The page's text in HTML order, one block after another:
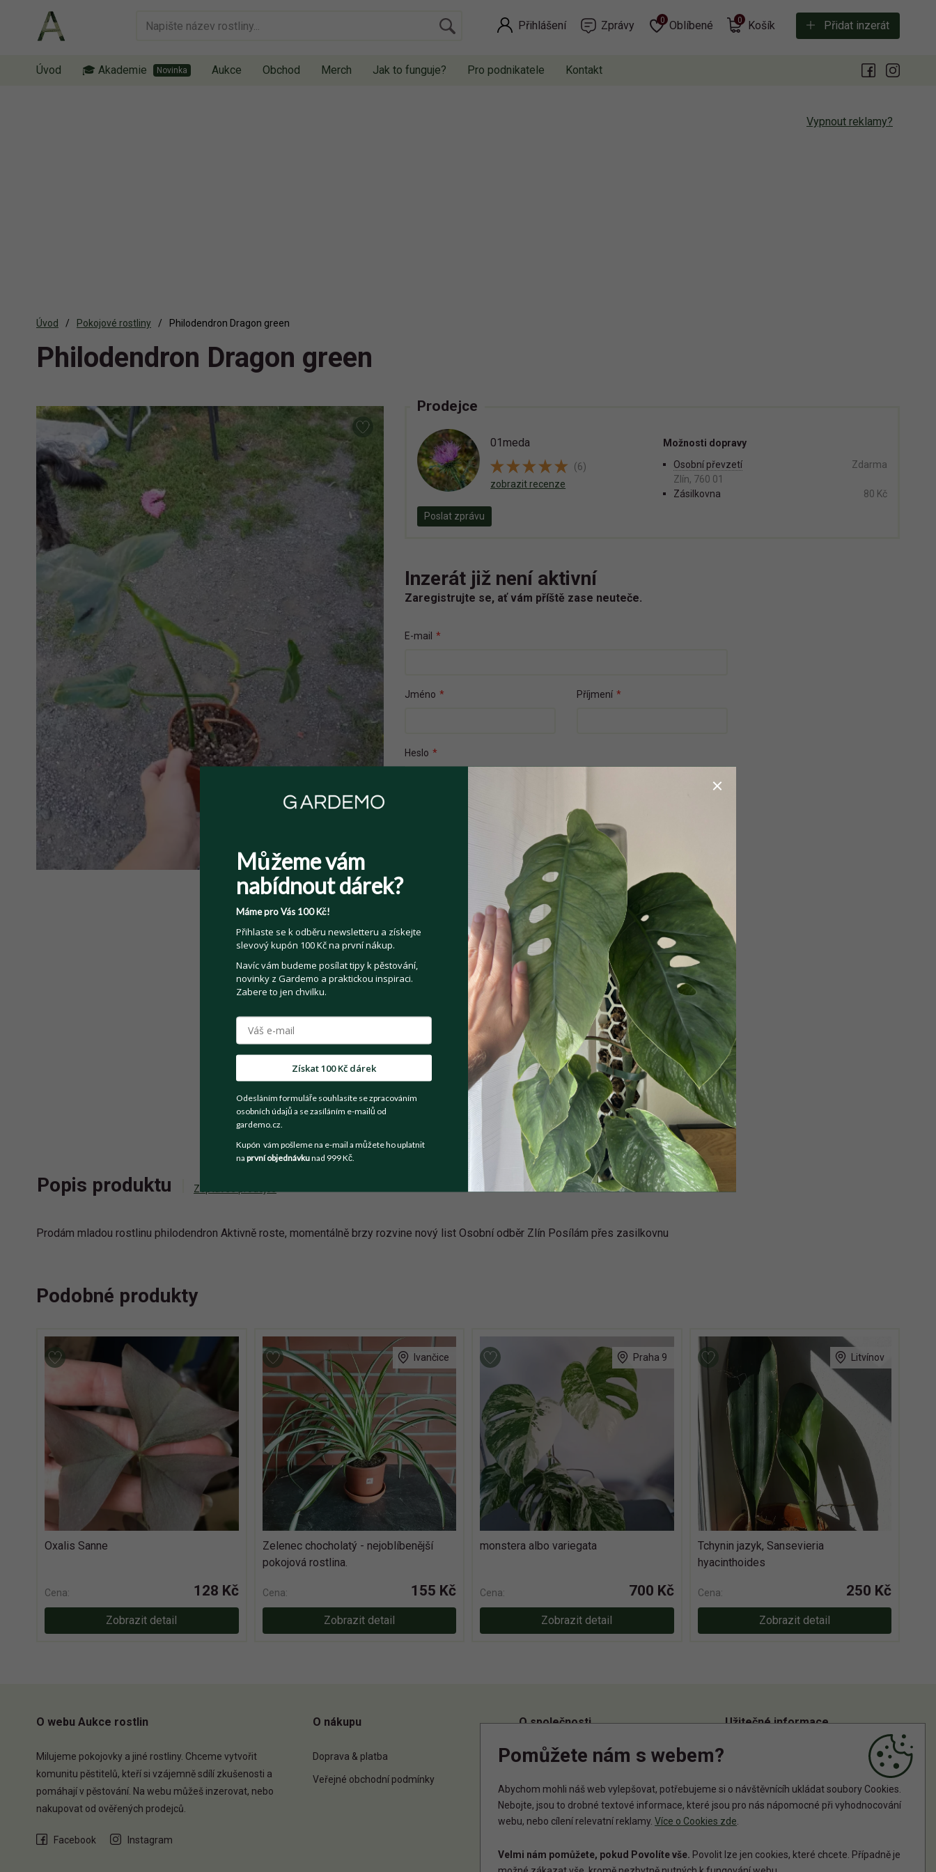
Přihlášení Zprávy Oblíbené
0 Košík
0 Přidat inzerát
Úvod 🎓 Akademie Aukce Obchod Merch Jak to funguje? Pro podnikatele Kontakt
Vypnout reklamy?
Úvod Pokojové rostliny Philodendron Dragon green
Philodendron Dragon green
Prodejce
01meda
(6)
zobrazit recenze
Poslat zprávu
Možnosti dopravy
Osobní převzetí
Zlín, 760 01
Zdarma
Zásilkovna 80 Kč
Inzerát již není aktivní
Zaregistrujte se, ať vám příště zase neuteče.
E-mail *
Jméno * Příjmení *
Heslo *
Přečetl(a) jsem si a souhlasím s Veřejnými obchodními podmínkami
Souhlasím se zpracováním osobních údajů za účelem registrace.
Registrovat se
Sdílejte na:
Facebook Twitter Email
Pokojové rostliny
Popis produktu Zeptat se prodejce
Prodám mladou rostlinu philodendron Aktivně roste, momentálně brzy rozvine nový list Osobní odběr Zlín Posílám přes zasilkovnu
Podobné produkty
Oxalis Sanne
Cena: 128 Kč
Zobrazit detail
Ivančice
Zelenec chocholatý - nejoblíbenější
pokojová rostlina.
Cena: 155 Kč
Zobrazit detail
Praha 9
monstera albo variegata
Cena: 700 Kč
Zobrazit detail
Litvínov
Tchynin jazyk, Sansevieria
hyacinthoides
Cena: 250 Kč
Zobrazit detail
O webu Aukce rostlin
Milujeme pokojovky a jiné rostliny. Chceme vytvořit
komunitu pěstitelů, kteří si vzájemně sdílí zkušenosti a
pomáhají v pěstování. Na webu můžeš inzerovat, nebo
nakupovat od ověřených prodejců.
Facebook Instagram
O nákupu
Doprava & platba
Veřejné obchodní podmínky
O společnosti
O nás
Užitečné informace
Informace o zpracování osobních údajů
Pomůžete nám s webem?
Abychom mohli náš web vylepšovat, potřebujeme si o návštěvnícíh ukládat soubory Cookies.
Nebojte, jsou to drobné textové informace, které jsou pro nás nápomocné při vyhodnocování
webu, nebo cílení relevatní reklamy. Více o Cookies zde
Velmi nám pomůžete, pokud Povolíte vše. Povolit lze jen cookies, které chcete. Případně je
Můžeme vám
nabídnout dárek?
Máme pro Vás 100 Kč!
Přihlaste se k odběru newsletteru a získejte
slevový kupón 100 Kč na první nákup.
Navíc vám budeme posílat tipy k pěstování,
novinky z Gardemo a praktickou inspiraci.
Zabere to jen chvilku.
Získat 100 Kč dárek
Odesláním formuláře souhlasíte se zpracováním
osobních údajů a se zasíláním e-mailů od
gardemo.cz.
Kupón vám pošleme na e-mail a můžete ho uplatnit
na první objednávkunad 999 Kč.